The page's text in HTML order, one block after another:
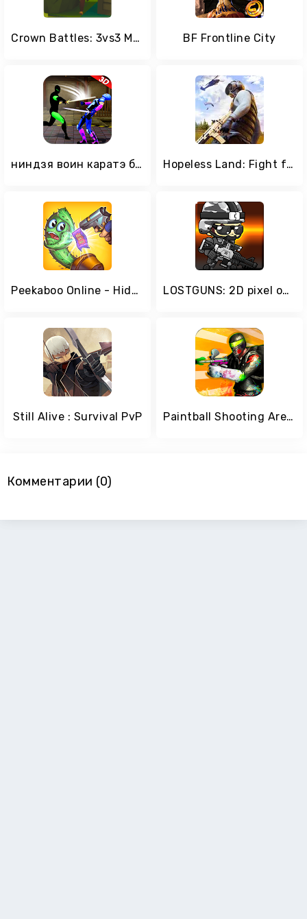
Crown Battles: 3vs3 Multiplayer BF Frontline City
ниндзя воин каратэ борьба: кунг Фу тигр 2017 Hopeless Land: Fight for Survival
Peekaboo Online - Hide and Seek Multiplayer Game LOSTGUNS: 2D pixel online Shooting game, PVP
Still Alive : Survival PvP Paintball Shooting Arena: Real Battle Field Combat
Комментарии (0)